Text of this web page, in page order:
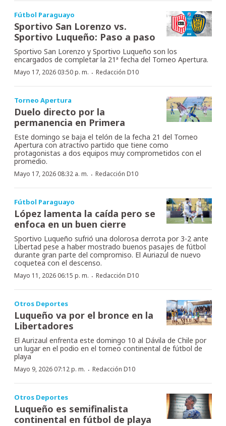
Fútbol Paraguayo
Sportivo San Lorenzo vs.
Sportivo Luqueño: Paso a paso
Sportivo San Lorenzo y Sportivo Luqueño son los
encargados de completar la 21ª fecha del Torneo Apertura.
Mayo 17, 2026 03:50 p. m. · Redacción D10
Torneo Apertura
Duelo directo por la
permanencia en Primera
Este domingo se baja el telón de la fecha 21 del Torneo
Apertura con atractivo partido que tiene como
protagonistas a dos equipos muy comprometidos con el
promedio.
Mayo 17, 2026 08:32 a. m. · Redacción D10
Fútbol Paraguayo
López lamenta la caída pero se
enfoca en un buen cierre
Sportivo Luqueño sufrió una dolorosa derrota por 3-2 ante
Libertad pese a haber mostrado buenos pasajes de fútbol
durante gran parte del compromiso. El Auriazul de nuevo
coquetea con el descenso.
Mayo 11, 2026 06:15 p. m. · Redacción D10
Otros Deportes
Luqueño va por el bronce en la
Libertadores
El Aurizaul enfrenta este domingo 10 al Dávila de Chile por
un lugar en el podio en el torneo continental de fútbol de
playa
Mayo 9, 2026 07:12 p. m. · Redacción D10
Otros Deportes
Luqueño es semifinalista
continental en fútbol de playa